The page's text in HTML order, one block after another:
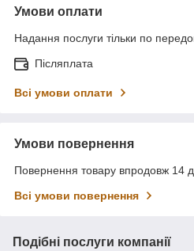
Умови оплати
Надання послуги тільки по
Післяплата
Всі умови оплати
Умови повернення
Повернення товару впродовж 14
Всі умови повернення
Подібні послуги компанії